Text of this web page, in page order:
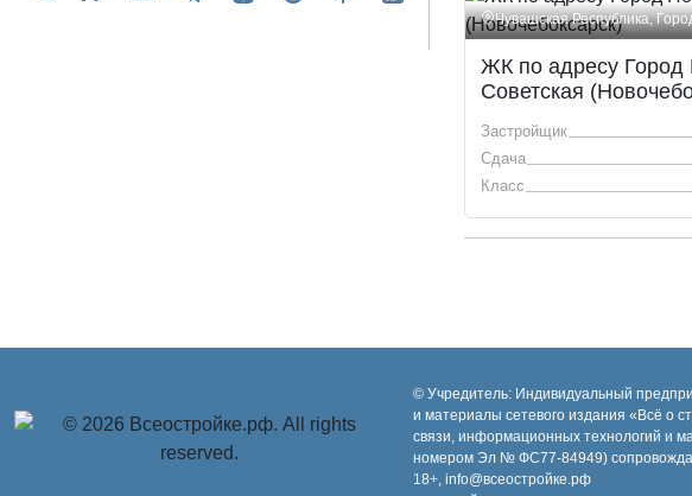
Чувашская Республика,
ЖК по адресу Город
Советская
Застройщик
Сдача
Класс
© Учредитель: Индивидуальный
и материалы сетевого издания «Всё о
связи, информационных технологий и
номером Эл № ФС77-84949)
18+, info@всеостройке.рф